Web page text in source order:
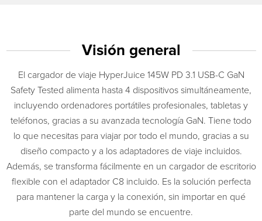
Visión general
El cargador de viaje HyperJuice 145W PD 3.1 USB-C GaN
Safety Tested alimenta hasta 4 dispositivos simultáneamente,
incluyendo ordenadores portátiles profesionales, tabletas y
teléfonos, gracias a su avanzada tecnología GaN. Tiene todo
lo que necesitas para viajar por todo el mundo, gracias a su
diseño compacto y a los adaptadores de viaje incluidos.
Además, se transforma fácilmente en un cargador de escritorio
flexible con el adaptador C8 incluido. Es la solución perfecta
para mantener la carga y la conexión, sin importar en qué
parte del mundo se encuentre.